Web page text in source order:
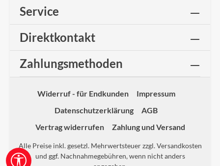
Service
Direktkontakt
Zahlungsmethoden
Widerruf - für Endkunden
Impressum
Datenschutzerklärung
AGB
Vertrag widerrufen
Zahlung und Versand
Alle Preise inkl. gesetzl. Mehrwertsteuer zzgl.Versandkosten
und ggf. Nachnahmegebühren, wenn nicht anders
Werkzeugleiste anzeigen